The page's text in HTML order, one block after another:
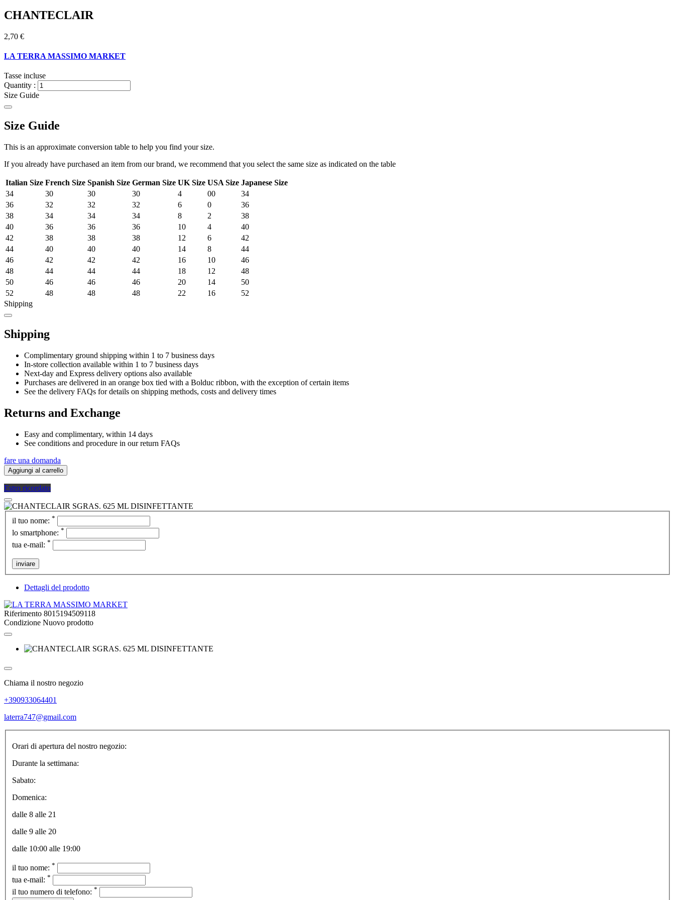
CHANTECLAIR
2,70 €
LA TERRA MASSIMO MARKET
Tasse incluse
Quantity :
Size Guide
Size Guide
This is an approximate conversion table to help you find your size.
If you already have purchased an item from our brand, we recommend that you select the same size as indicated on the table
Italian Size French Size Spanish Size German Size UK Size USA Size Japanese Size
34
30 30 30 4 00
34
36
32 32 32 6 0
36
38
34 34 34 8 2
38
40
36 36 36 10 4
40
42
38 38 38 12 6
42
44
40 40 40 14 8
44
46
42 42 42 16 10
46
48
44 44 44 18 12
48
50
46 46 46 20 14
50
52
48 48 48 22 16
52
Shipping
Shipping
Complimentary ground shipping within 1 to 7 business days
In-store collection available within 1 to 7 business days
Next-day and Express delivery options also available
Purchases are delivered in an orange box tied with a Bolduc ribbon, with the exception of certain items
See the delivery FAQs for details on shipping methods, costs and delivery times
Returns and Exchange
Easy and complimentary, within 14 days
See conditions and procedure in our return FAQs
fare una domanda
Aggiungi al carrello
Estro ricordato
il tuo nome: *
lo smartphone: *
tua e-mail: *
inviare
Dettagli del prodotto
Riferimento 8015194509118
Condizione Nuovo prodotto
Chiama il nostro negozio
+390933064401
laterra747@gmail.com
Orari di apertura del nostro negozio:
Durante la settimana:
Sabato:
Domenica:
dalle 8 alle 21
dalle 9 alle 20
dalle 10:00 alle 19:00
il tuo nome: *
tua e-mail: *
il tuo numero di telefono: *